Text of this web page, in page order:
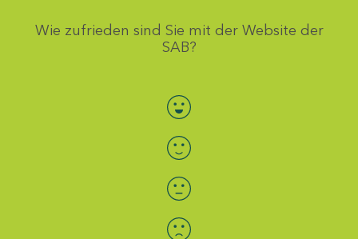
Wie zufrieden sind Sie mit der Website der
SAB?
Bewertung auswählen